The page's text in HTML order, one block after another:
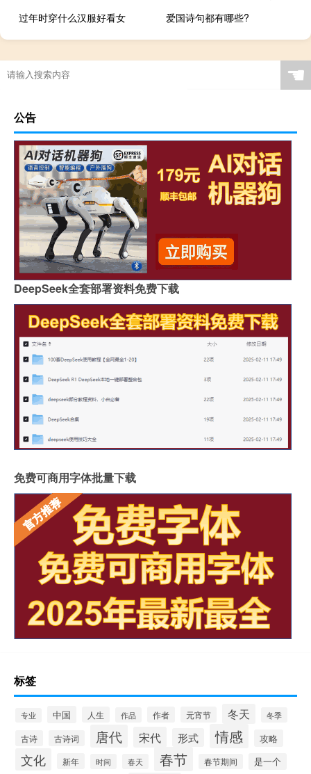
过年时穿什么汉服好看女
爱国诗句都有哪些?
☚
公告
DeepSeek全套部署资料免费下载
免费可商用字体批量下载
标签
专业 中国 人生 作品 作者 元宵节 冬天 冬季
古诗 古诗词 唐代 宋代 形式 情感 攻略
文化 新年 时间 春天 春节 春节期间 是一个